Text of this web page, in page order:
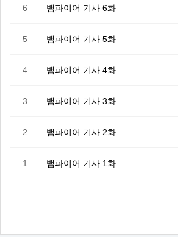
6 뱀파이어 기사 6화
5 뱀파이어 기사 5화
4 뱀파이어 기사 4화
3 뱀파이어 기사 3화
2 뱀파이어 기사 2화
1 뱀파이어 기사 1화